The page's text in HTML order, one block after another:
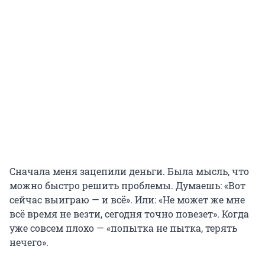
Сначала меня зацепили деньги. Была мысль, что
можно быстро решить проблемы. Думаешь: «Вот
сейчас выиграю — и всё». Или: «Не может же мне
всё время не везти, сегодня точно повезет». Когда
уже совсем плохо — «попытка не пытка, терять
нечего».